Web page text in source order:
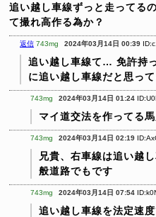
追い越し車線ずっと走ってる
て撮れ高作る為か？
返信 743mg 2024年03月14日 00:39
追い越し車線て… 免許持
に追い越し車線だと思って
743mg 2024年03月14日 01:24
マイ道交法を作ってる
743mg 2024年03月14日 02:19
兄貴、右車線は追い越
般道路でもです
743mg 2024年03月14日 07:54
追い越し車線を法定速